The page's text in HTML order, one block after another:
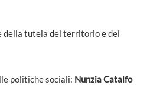
della tutela del territorio e del
politiche sociali: Nunzia Catalfo